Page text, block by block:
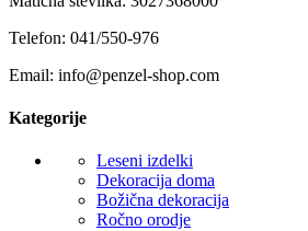
Telefon: 041/550-976
Email: info@penzel-shop.com
Kategorije
Leseni izdelki
Dekoracija doma
Božična dekoracija
Ročno orodje